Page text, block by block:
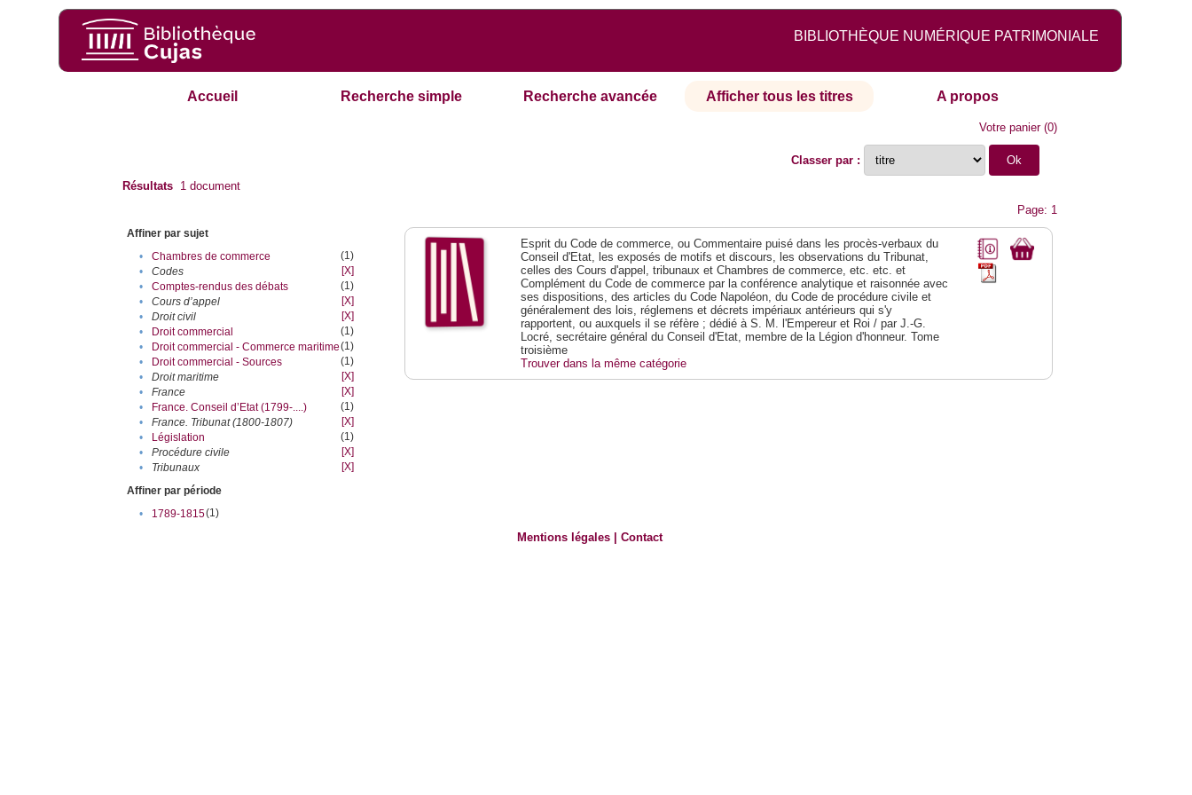
BIBLIOTHÈQUE NUMÉRIQUE PATRIMONIALE
Accueil Recherche simple Recherche avancée Afficher tous les titres A propos
Votre panier(0)
Classer par :
Résultats 1 document
Page: 1
Affiner par sujet
•
Chambres de commerce
(1)
•
Codes
[X]
•
Comptes-rendus des débats
(1)
•
Cours d’appel
[X]
•
Droit civil
[X]
•
Droit commercial
(1)
•
Droit commercial - Commerce maritime(1)
•
Droit commercial - Sources
(1)
•
Droit maritime
[X]
•
France
[X]
•
France. Conseil d’Etat (1799-....)
(1)
•
France. Tribunat (1800-1807)
[X]
•
Législation
(1)
•
Procédure civile
[X]
•
Tribunaux
[X]
Affiner par période
•
1789-1815(1)
Esprit du Code de commerce, ou Commentaire puisé dans les procès-verbaux du
Conseil d'Etat, les exposés de motifs et discours, les observations du Tribunat,
celles des Cours d'appel, tribunaux et Chambres de commerce, etc. etc. et
Complément du Code de commerce par la conférence analytique et raisonnée avec
ses dispositions, des articles du Code Napoléon, du Code de procédure civile et
généralement des lois, réglemens et décrets impériaux antérieurs qui s'y
rapportent, ou auxquels il se réfère ; dédié à S. M. l'Empereur et Roi / par J.-G.
Locré, secrétaire général du Conseil d'Etat, membre de la Légion d'honneur. Tome
troisième
Trouver dans la même catégorie
Mentions légales |Contact